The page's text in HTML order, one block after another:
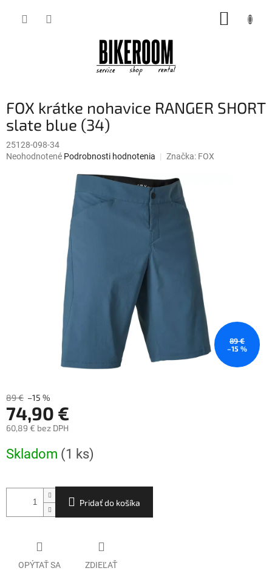
FOX krátke nohavice RANGER SHORT
slate blue (34)
25128-098-34
Priemerné
Neohodnotené Podrobnosti hodnotenia Značka: FOX
89 €
–15 %
89 € –15 %
74,90 €
60,89 € bez DPH
cena:
Skladom (1 ks)
Pridať do košíka
OPÝTAŤ SA ZDIEĽAŤ